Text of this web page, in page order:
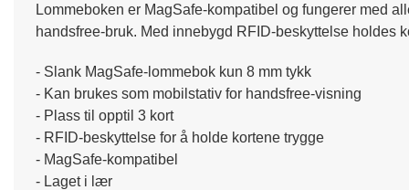
Lommeboken er MagSafe-kompatibel og fungerer med
handsfree-bruk. Med innebygd RFID-beskyttelse holdes
- Slank MagSafe-lommebok kun 8 mm tykk
- Kan brukes som mobilstativ for handsfree-visning
- Plass til opptil 3 kort
- RFID-beskyttelse for å holde kortene trygge
- MagSafe-kompatibel
- Laget i lær